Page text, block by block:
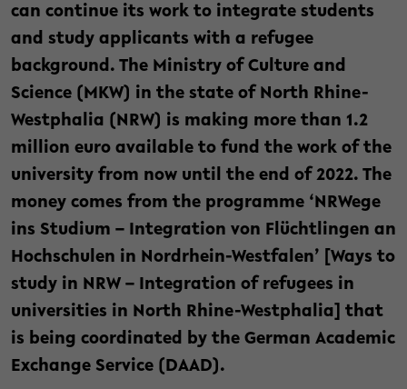
can continue its work to integrate students
and study applicants with a refugee
background. The Ministry of Culture and
Science (MKW) in the state of North Rhine-
Westphalia (NRW) is making more than 1.2
million euro available to fund the work of the
university from now until the end of 2022. The
money comes from the programme ‘NRWege
ins Studium – Integration von Flüchtlingen an
Hochschulen in Nordrhein-Westfalen’ [Ways to
study in NRW – Integration of refugees in
universities in North Rhine-Westphalia] that
is being coordinated by the German Academic
Exchange Service (DAAD).